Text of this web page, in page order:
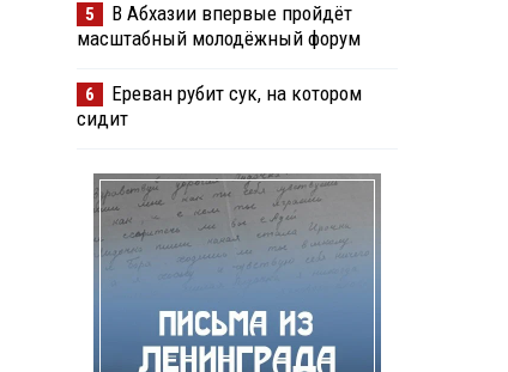
5
В Абхазии впервые пройдёт
масштабный молодёжный форум
6
Ереван рубит сук, на котором
сидит